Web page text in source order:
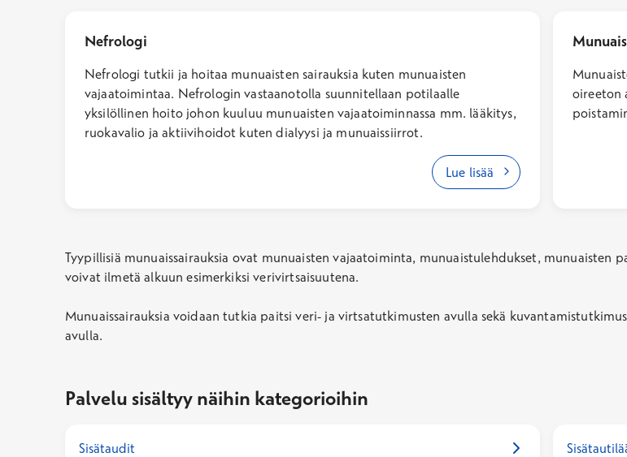
Nefrologi
Nefrologi tutkii ja hoitaa munuaisten sairauksia kuten munuaisten
vajaatoimintaa. Nefrologin vastaanotolla suunnitellaan potilaalle
yksilöllinen hoito johon kuuluu munuaisten vajaatoiminnassa mm. lääkitys,
ruokavalio ja aktiivihoidot kuten dialyysi ja munuaissiirrot.
Lue lisää
oireeton
Tyypillisiä munuaissairauksia ovat munuaisten vajaatoiminta, munuaistulehdukset, munuaisten
voivat ilmetä alkuun esimerkiksi verivirtsaisuutena.
Munuaissairauksia voidaan tutkia paitsi veri- ja virtsatutkimusten avulla sekä
avulla.
Palvelu sisältyy näihin kategorioihin
Sisätaudit